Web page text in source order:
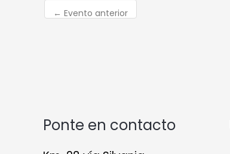
← Evento anterior
Ponte en contacto